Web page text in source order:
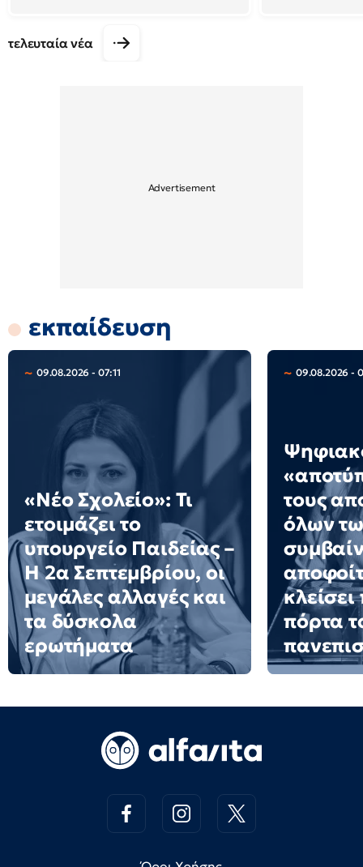
τελευταία νέα
εκπαίδευση
09.08.2026 - 07:11
«Νέο Σχολείο»: Τι
ετοιμάζει το
υπουργείο Παιδείας –
Η 2α Σεπτεμβρίου, οι
μεγάλες αλλαγές και
τα δύσκολα
ερωτήματα
09.08.2026 -
τους
όλων
πόρτα